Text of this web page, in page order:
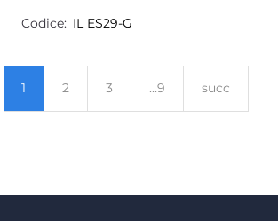
Codice: IL ES29-G
1 2 3 ...9 succ